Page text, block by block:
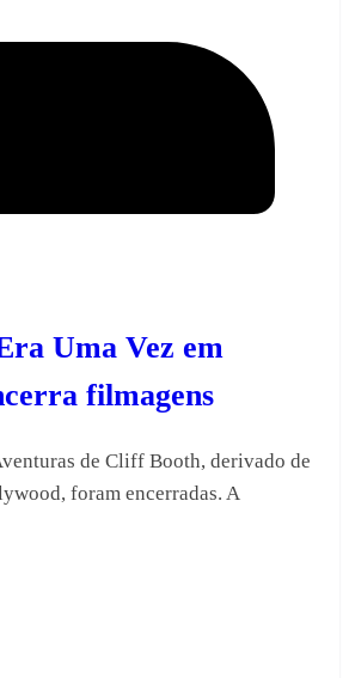
Uma Vez em
filmagens
de Cliff Booth, derivado de
foram encerradas. A